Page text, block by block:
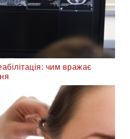
чим вражає